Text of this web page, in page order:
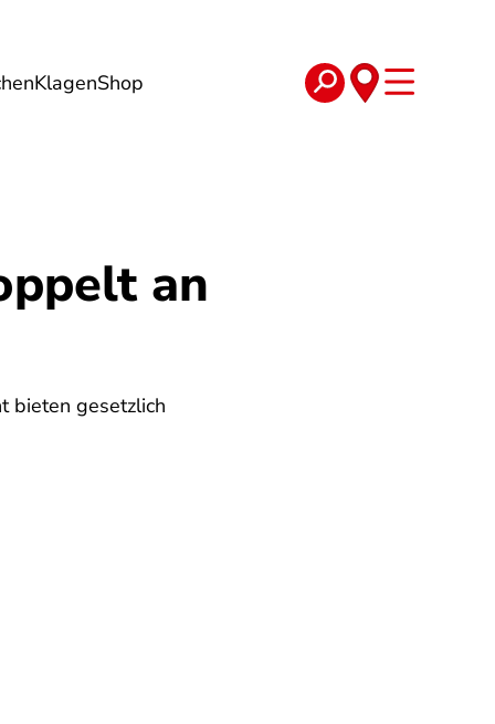
KlagenShop
Verträge
an
bieten gesetzlich